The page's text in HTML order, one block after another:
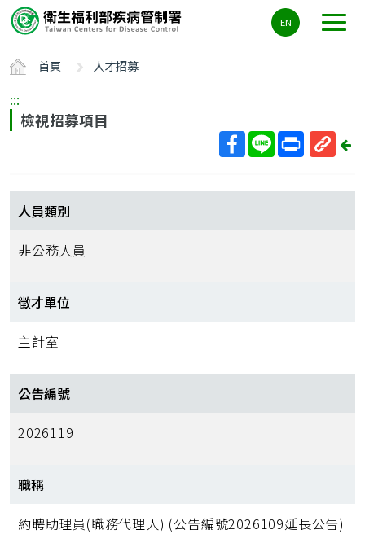
要
容
ALT+C
EN
首頁 人才招募
:::
檢視招募項目
回
人員類別
非公務人員
徵才單位
主計室
公告編號
2026119
職稱
約聘助理員(職務代理人) (公告編號2026109延長公告)